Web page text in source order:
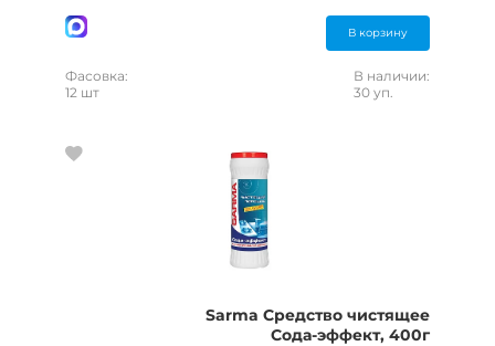
В корзину
Фасовка:
12 шт
В наличии:
30 уп.
Sarma Средство чистящее
Сода-эффект, 400г